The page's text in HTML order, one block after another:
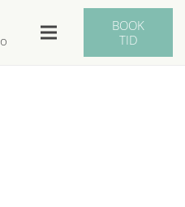
BOOK
TID